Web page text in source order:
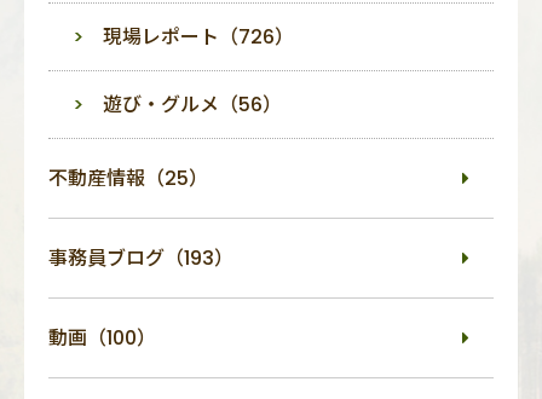
現場レポート（726）
遊び・グルメ（56）
不動産情報（25）
事務員ブログ（193）
動画（100）